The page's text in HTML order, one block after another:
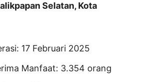
Selatan, Kota
17 Februari 2025
Manfaat: 3.354 orang